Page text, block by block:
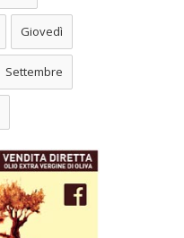
Giovedì
Settembre